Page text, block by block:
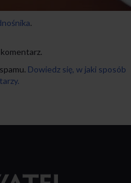
.
Dowiedz się, w jaki sposób